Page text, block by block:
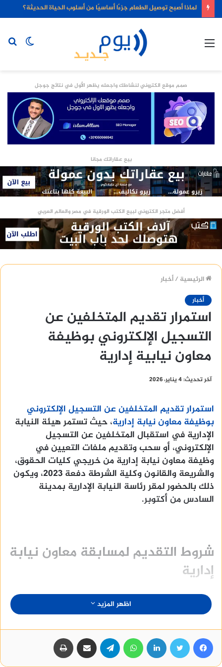
لماذا أصبح توصيل الطعام جزءًا أساسيًا من أسلوب الحياة الحديثة؟
الوضع
صمم موقع الكتروني لنشاطك واجعله يظهر الأول في نتائج جوجل
بيع عقاراتك مجانا
أفضل متجر الكتروني لبيع الكتب الورقية في مصر والعالم العربي
الرئيسية /أخبار
أخبار
استمرار تقديم المتخلفين عن
التسجيل الإلكتروني بوظيفة
معاون نيابية إدارية
آخر تحديث: 4 يناير، 2026
استمرار تقديم المتخلفين عن التسجيل الإلكتروني
بوظيفة معاون نيابة إدارية، حيث تستمر هيئة النيابة
الإدارية في استقبال المتخلفين عن التسجيل
الإلكتروني، أو سحب وتقديم ملفات التعيين في
وظيفة معاون نيابة إدارية من خريجي كليات الحقوق،
والشريعة والقانون وكلية الشرطة دفعة 2023، ويكون
ذلك بالحضور لمقر رئاسة النيابة الإدارية بمدينة
السادس من أكتوبر.
شروط التقديم لمسابقة معاون نيابة
إدارية
يوضحالأولأنه يشترط فيمن يتقدم لشغل وظيفة
معاون نيابة إدارية ما يلي:
اظهر المزيد